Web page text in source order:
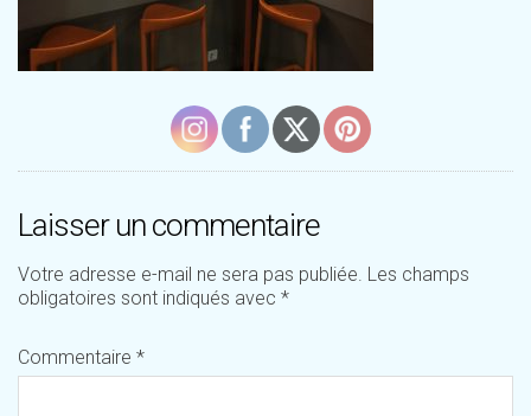
Laisser un commentaire
Votre adresse e-mail ne sera pas publiée. Les champs
obligatoires sont indiqués avec *
Commentaire *